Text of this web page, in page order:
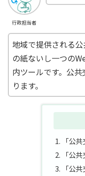
行政担当者
地域で提供される
の紙ないし一つの
内ツールです。公
ります。
「公
「公
「公